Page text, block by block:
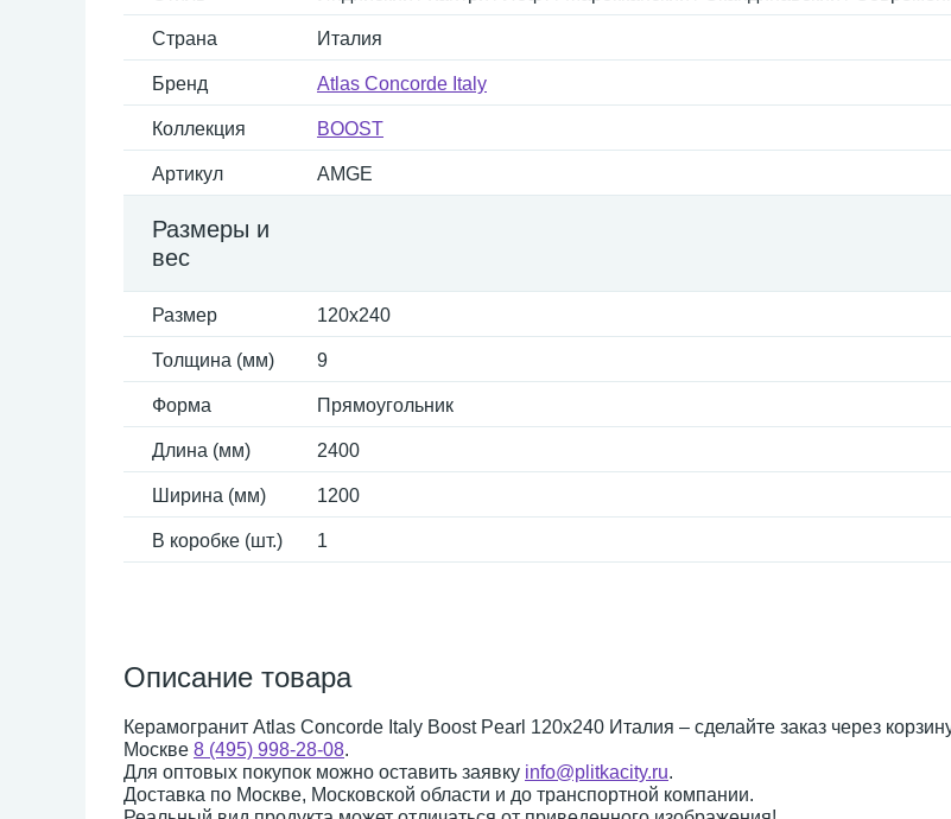
Страна Италия
Бренд Atlas Concorde Italy
Коллекция BOOST
Артикул AMGE
Размеры и
вес
Размер 120x240
Толщина (мм) 9
Форма Прямоугольник
Длина (мм) 2400
Ширина (мм) 1200
В коробке (шт.) 1
Описание товара
Керамогранит Atlas Concorde Italy Boost Pearl 120x240 Италия – сделайте заказ через
Москве 8 (495) 998-28-08.
Для оптовых покупок можно оставить заявку info@plitkacity.ru.
Доставка по Москве, Московской области и до транспортной компании.